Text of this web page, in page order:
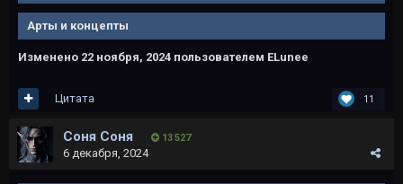
Арты и концепты
Изменено 22 ноября, 2024 пользователем ELunee
11
Цитата
Соня Соня 13 527
6 декабря, 2024